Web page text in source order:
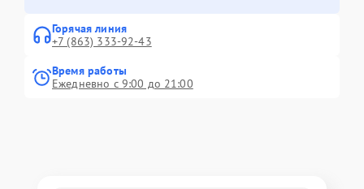
Горячая линия
+7 (863) 333-92-43
Время работы
Ежедневно с 9:00 до 21:00